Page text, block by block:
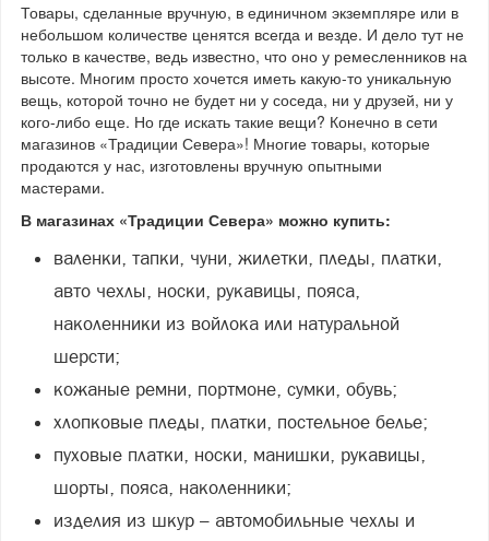
Товары, сделанные вручную, в единичном экземпляре или в
небольшом количестве ценятся всегда и везде. И дело тут не
только в качестве, ведь известно, что оно у ремесленников на
высоте. Многим просто хочется иметь какую-то уникальную
вещь, которой точно не будет ни у соседа, ни у друзей, ни у
кого-либо еще. Но где искать такие вещи? Конечно в сети
магазинов «Традиции Севера»! Многие товары, которые
продаются у нас, изготовлены вручную опытными
мастерами.
В магазинах «Традиции Севера» можно купить:
валенки, тапки, чуни, жилетки, пледы, платки,
авто чехлы, носки, рукавицы, пояса,
наколенники из войлока или натуральной
шерсти;
кожаные ремни, портмоне, сумки, обувь;
хлопковые пледы, платки, постельное белье;
пуховые платки, носки, манишки, рукавицы,
шорты, пояса, наколенники;
изделия из шкур – автомобильные чехлы и